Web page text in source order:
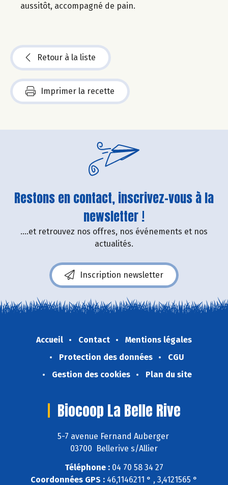
aussitôt, accompagné de pain.
Retour à la liste
Imprimer la recette
Restons en contact, inscrivez-vous à la
newsletter !
....et retrouvez nos offres, nos événements et nos
actualités.
Inscription newsletter
Accueil Contact
Mentions légales
Protection des données
CGU
Gestion des cookies
Plan du site
Biocoop La Belle Rive
5-7 avenue Fernand Auberger
03700 Bellerive s/Allier
Téléphone : 04 70 58 34 27
Coordonnées GPS : 46,1146211 ° , 3,4121565 °